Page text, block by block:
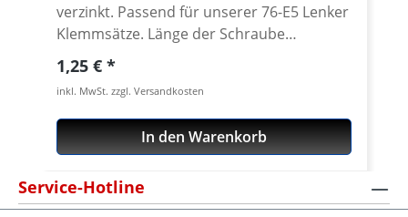
verzinkt. Passend für unserer 76-E5 Lenker
Klemmsätze. Länge der Schraube
entspricht der Abmessung L in der
Zeichnung. Preis pro Stück.
Regulärer Preis:
1,25 €
inkl. MwSt. zzgl. Versandkosten
In den Warenkorb
Service-Hotline